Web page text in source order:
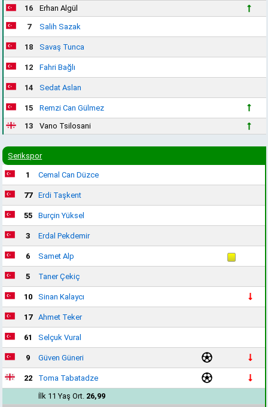
16
Erhan Algül
7 Salih Sazak
18 Savaş Tunca
12 Fahri Bağlı
14 Sedat Aslan
15
Remzi Can Gülmez
13
Vano Tsilosani
Serikspor
1 Cemal Can Düzce
77 Erdi Taşkent
55 Burçin Yüksel
3 Erdal Pekdemir
6 Samet Alp
5 Taner Çekiç
10 Sinan Kalaycı
17 Ahmet Teker
61 Selçuk Vural
9 Güven Güneri
22
Toma Tabatadze
İlk 11 Yaş Ort. 26,99